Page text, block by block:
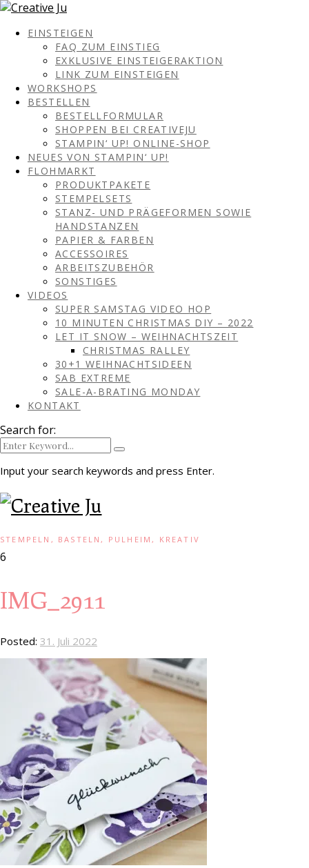
EINSTEIGEN
FAQ ZUM EINSTIEG
EXKLUSIVE EINSTEIGERAKTION
LINK ZUM EINSTEIGEN
WORKSHOPS
BESTELLEN
BESTELLFORMULAR
SHOPPEN BEI CREATIVEJU
STAMPIN‘ UP! ONLINE-SHOP
NEUES VON STAMPIN‘ UP!
FLOHMARKT
PRODUKTPAKETE
STEMPELSETS
STANZ- UND PRÄGEFORMEN SOWIE
HANDSTANZEN
PAPIER & FARBEN
ACCESSOIRES
ARBEITSZUBEHÖR
SONSTIGES
VIDEOS
SUPER SAMSTAG VIDEO HOP
10 MINUTEN CHRISTMAS DIY – 2022
LET IT SNOW – WEIHNACHTSZEIT
CHRISTMAS RALLEY
30+1 WEIHNACHTSIDEEN
SAB EXTREME
SALE-A-BRATING MONDAY
KONTAKT
Search for:
Input your search keywords and press Enter.
STEMPELN, BASTELN, PULHEIM, KREATIV
6
IMG_2911
Posted: 31. Juli 2022